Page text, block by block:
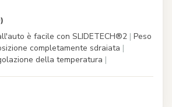
è facile con SLIDETECH®2 | Peso
completamente sdraiata |
della temperatura |